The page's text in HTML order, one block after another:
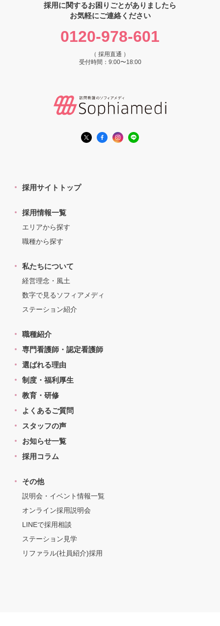
採用に関するお困りごとがありましたら
お気軽にご連絡ください
0120-978-601
（ 採用直通 ）
受付時間：9:00〜18:00
採用サイトトップ
採用情報一覧
エリアから探す
職種から探す
私たちについて
経営理念・風土
数字で見るソフィアメディ
ステーション紹介
職種紹介
専門看護師・認定看護師
選ばれる理由
制度・福利厚生
教育・研修
よくあるご質問
スタッフの声
お知らせ一覧
採用コラム
その他
説明会・イベント情報一覧
オンライン採用説明会
LINEで採用相談
ステーション見学
リファラル(社員紹介)採用